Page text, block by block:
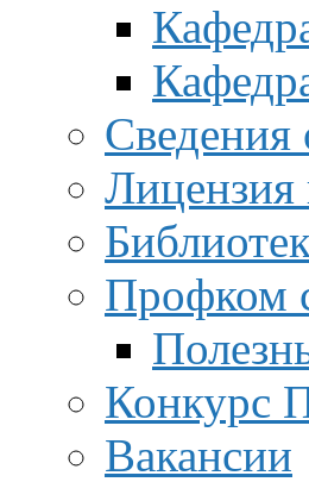
Сведения
Лицензия
Профком
Конкурс
Вакансии